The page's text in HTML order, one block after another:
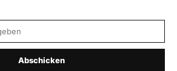
Abschicken